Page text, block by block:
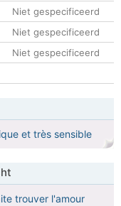
Niet gespecificeerd
Niet gespecificeerd
Niet gespecificeerd
et très sensible
trouver l'amour